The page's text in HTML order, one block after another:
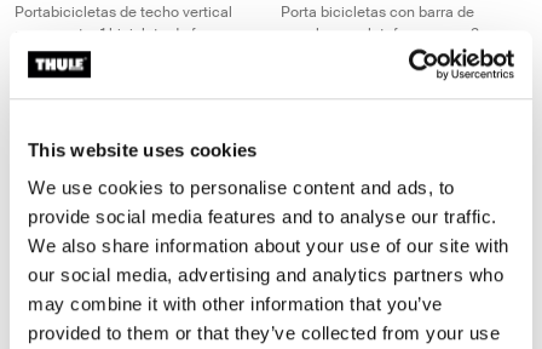
This website uses cookies
We use cookies to personalise content and ads, to
provide social media features and to analyse our traffic.
We also share information about your use of our site with
our social media, advertising and analytics partners who
may combine it with other information that you’ve
provided to them or that they’ve collected from your use
Portabicicletas de techo vertical
para montar 1 bicicleta de forma
rápida y sencilla
Porta bicicletas con barra de
remolque y plataforma para 2
bicicletas y 7 pasadores
Thule Velocompact 7-pin
Porta bicicletas con barra de
remolque y plataforma para 3
bicicletas y 7 pasadores
negro/aluminio
Thule FastRide
Portabicicletas de techo con
montaje en horquilla, fácil de usar,
para bicicletas con cierre rápido
Thule UpRide Portabicicletas de techo vertical para una carga rápida
Thule UpRide Aluminum/Black (selected)
Thule Helium Platform XT
aluminium (selected)